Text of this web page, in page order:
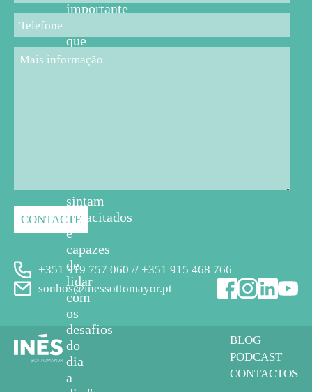
importante
que
os
sintam
capacitados
e
capazes
de
lidar
com
os
desafios
do
dia
a
+351 919 757 060 // +351 915 468 766
sonhos@inessottomayor.pt
BLOG
PODCAST
CONTACTOS